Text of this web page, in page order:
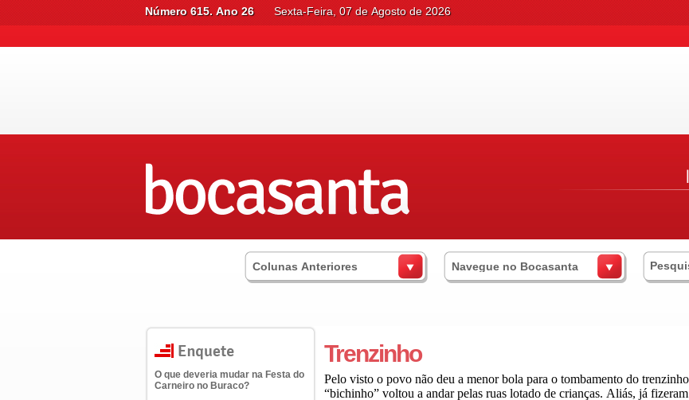
Número 615. Ano 26 Sexta-Feira, 07 de Agosto de 2026
Colunas Anteriores Navegue no Bocasanta
O que deveria mudar na Festa do
Carneiro no Buraco?
Trenzinho
Pelo visto o povo não deu a menor bola para o tombamento do
“bichinho” voltou a andar pelas ruas lotado de crianças. Aliás, já